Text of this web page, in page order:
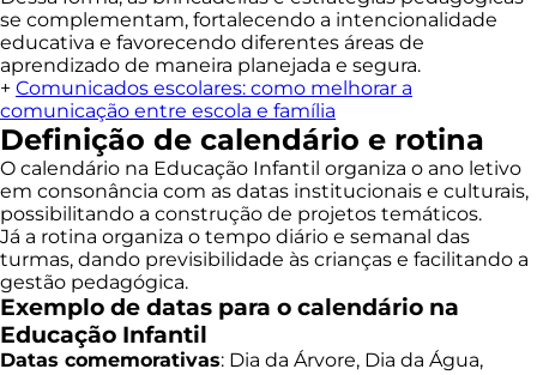
se complementam, fortalecendo a intencionalidade
educativa e favorecendo diferentes áreas de
aprendizado de maneira planejada e segura.
+ Comunicados escolares: como melhorar a
comunicação entre escola e família
Definição de calendário e rotina
O calendário na Educação Infantil organiza o ano letivo
em consonância com as datas institucionais e culturais,
possibilitando a construção de projetos temáticos.
Já a rotina organiza o tempo diário e semanal das
turmas, dando previsibilidade às crianças e facilitando a
gestão pedagógica.
Exemplo de datas para o calendário na
Educação Infantil
Datas comemorativas: Dia da Árvore, Dia da Água,